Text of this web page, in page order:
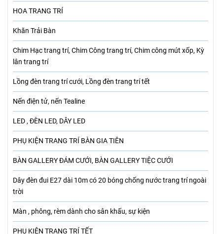
HOA TRANG TRÍ
Khăn Trải Bàn
Chim Hạc trang trí, Chim Công trang trí, Chim công mút xốp, Kỳ
lân trang trí
Lồng đèn trang trí cưới, Lồng đèn trang trí tết
Nến điện tử, nến Tealine
LED , ĐÈN LED, DÂY LED
PHỤ KIỆN TRANG TRÍ BÀN GIA TIÊN
BÀN GALLERY ĐÁM CƯỚI, BÀN GALLERY TIỆC CƯỚI
Dây đèn đui E27 dài 10m có 20 bóng chống nước trang trí ngoài
trời
Màn , phông, rèm dành cho sân khấu, sự kiện
PHỤ KIỆN TRANG TRÍ TẾT